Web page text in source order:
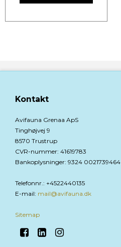
Kontakt
Avifauna Grenaa ApS
Tinghøjvej 9
8570 Trustrup
CVR-nummer: 41619783
Bankoplysninger: 9324 0021739464
Telefonnr.: +4522440135
E-mail: mail@avifauna.dk
Sitemap